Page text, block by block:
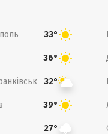
33°
36°
32°
39°
27°